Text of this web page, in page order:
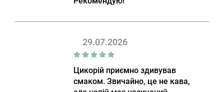
29.07.2026
Цикорій приємно здивував
смаком. Звичайно, це не кава,